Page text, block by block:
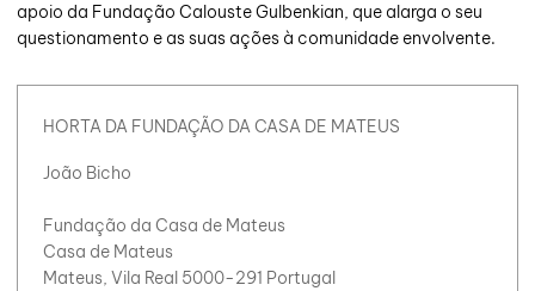
apoio da Fundação Calouste Gulbenkian, que alarga o seu
questionamento e as suas ações à comunidade envolvente.
HORTA DA FUNDAÇÃO DA CASA DE MATEUS
João Bicho
Fundação da Casa de Mateus
Casa de Mateus
Mateus, Vila Real 5000-291 Portugal